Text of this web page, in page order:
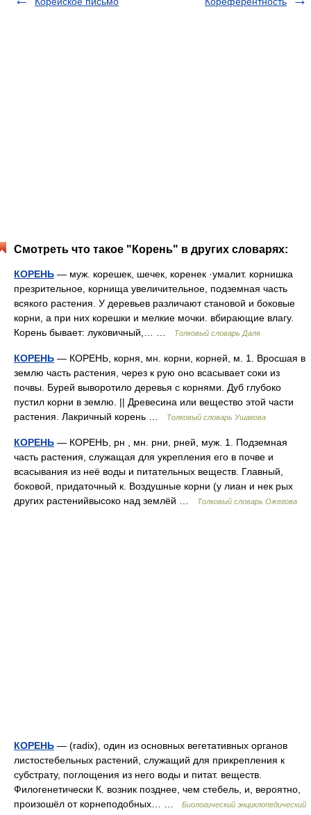
Смотреть что такое "Корень" в других словарях:
КОРЕНЬ — муж. корешек, шечек, коренек ·умалит. корнишка
презрительное, корнища увеличительное, подземная часть
всякого растения. У деревьев различают становой и боковые
корни, а при них корешки и мелкие мочки. вбирающие влагу.
Корень бывает: луковичный,… …
Толковый словарь Даля
КОРЕНЬ — КОРЕНЬ, корня, мн. корни, корней, м. 1. Вросшая в
землю часть растения, через к рую оно всасывает соки из
почвы. Бурей выворотило деревья с корнями. Дуб глубоко
пустил корни в землю. || Древесина или вещество этой части
растения. Лакричный корень …
Толковый словарь Ушакова
КОРЕНЬ — КОРЕНЬ, рн , мн. рни, рней, муж. 1. Подземная
часть растения, служащая для укрепления его в почве и
всасывания из неё воды и питательных веществ. Главный,
боковой, придаточный к. Воздушные корни (у лиан и нек рых
других растенийвысоко над землёй …
Толковый словарь Ожегова
КОРЕНЬ — (radix), один из основных вегетативных органов
листостебельных растений, служащий для прикрепления к
субстрату, поглощения из него воды и питат. веществ.
Филогенетически К. возник позднее, чем стебель, и, вероятно,
произошёл от корнеподобных… …
Биологический энциклопедический